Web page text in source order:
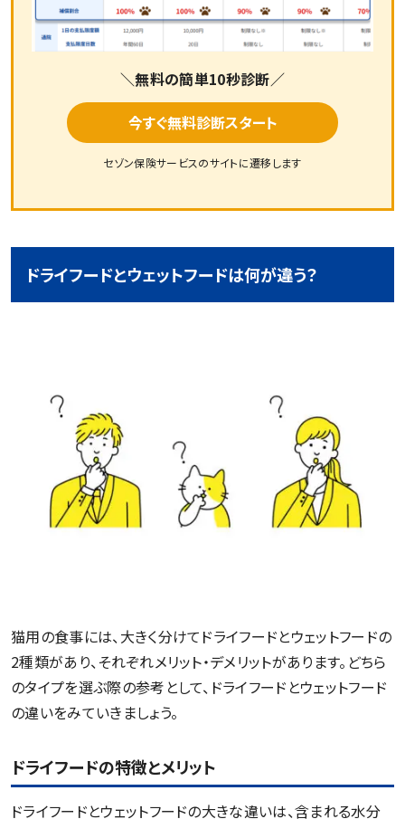
＼無料の簡単10秒診断／
今すぐ無料診断スタート
セゾン保険サービスのサイトに遷移します
ドライフードとウェットフードは何が違う？
猫用の食事には、大きく分けてドライフードとウェットフードの
2種類があり、それぞれメリット・デメリットがあります。どちら
のタイプを選ぶ際の参考として、ドライフードとウェットフード
の違いをみていきましょう。
ドライフードの特徴とメリット
ドライフードとウェットフードの大きな違いは、含まれる水分